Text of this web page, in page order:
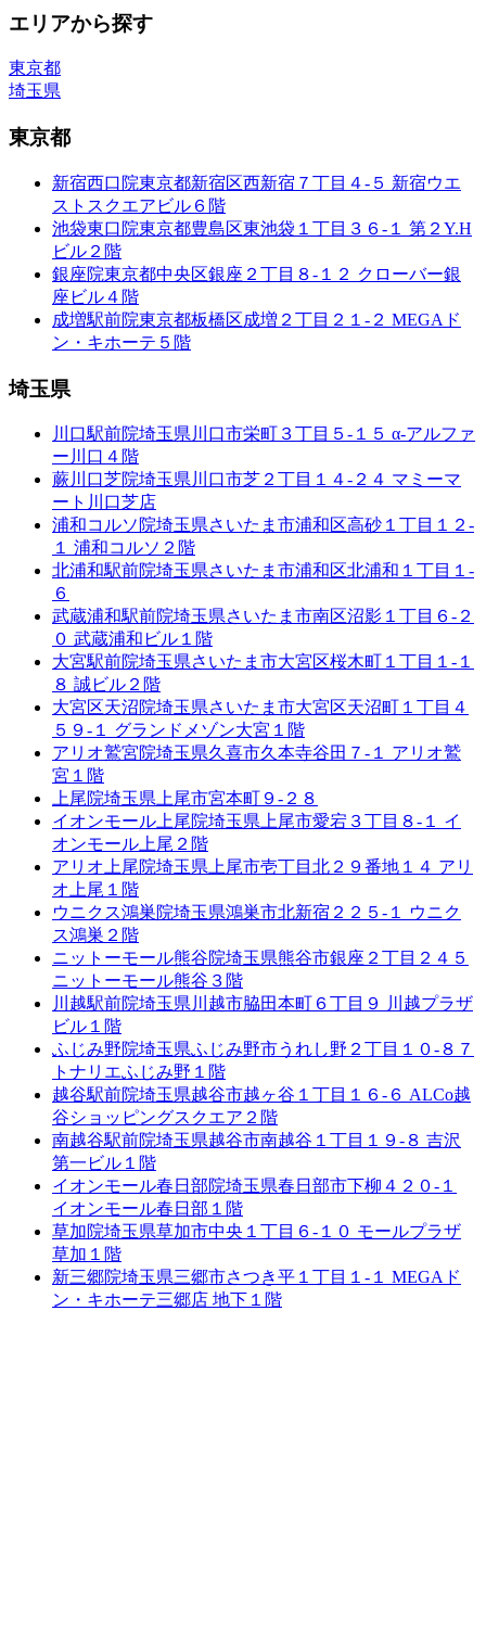
エリアから探す
東京都
埼玉県
東京都
新宿西口院東京都新宿区西新宿７丁目４-５ 新宿ウエ
ストスクエアビル６階
池袋東口院東京都豊島区東池袋１丁目３６-１ 第２Y.H
ビル２階
銀座院東京都中央区銀座２丁目８-１２ クローバー銀
座ビル４階
成増駅前院東京都板橋区成増２丁目２１-２ MEGAド
ン・キホーテ５階
埼玉県
川口駅前院埼玉県川口市栄町３丁目５-１５ α-アルファ
ー川口４階
蕨川口芝院埼玉県川口市芝２丁目１４-２４ マミーマ
ート川口芝店
浦和コルソ院埼玉県さいたま市浦和区高砂１丁目１２-
１ 浦和コルソ２階
北浦和駅前院埼玉県さいたま市浦和区北浦和１丁目１-
６
武蔵浦和駅前院埼玉県さいたま市南区沼影１丁目６-２
０ 武蔵浦和ビル１階
大宮駅前院埼玉県さいたま市大宮区桜木町１丁目１-１
８ 誠ビル２階
大宮区天沼院埼玉県さいたま市大宮区天沼町１丁目４
５９-１ グランドメゾン大宮１階
アリオ鷲宮院埼玉県久喜市久本寺谷田７-１ アリオ鷲
宮１階
上尾院埼玉県上尾市宮本町９-２８
イオンモール上尾院埼玉県上尾市愛宕３丁目８-１ イ
オンモール上尾２階
アリオ上尾院埼玉県上尾市壱丁目北２９番地１４ アリ
オ上尾１階
ウニクス鴻巣院埼玉県鴻巣市北新宿２２５-１ ウニク
ス鴻巣２階
ニットーモール熊谷院埼玉県熊谷市銀座２丁目２４５
ニットーモール熊谷３階
川越駅前院埼玉県川越市脇田本町６丁目９ 川越プラザ
ビル１階
ふじみ野院埼玉県ふじみ野市うれし野２丁目１０-８７
トナリエふじみ野１階
越谷駅前院埼玉県越谷市越ヶ谷１丁目１６-６ ALCo越
谷ショッピングスクエア２階
南越谷駅前院埼玉県越谷市南越谷１丁目１９-８ 吉沢
第一ビル１階
イオンモール春日部院埼玉県春日部市下柳４２０-１
イオンモール春日部１階
草加院埼玉県草加市中央１丁目６-１０ モールプラザ
草加１階
新三郷院埼玉県三郷市さつき平１丁目１-１ MEGAド
ン・キホーテ三郷店 地下１階